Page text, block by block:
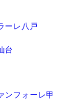
ーレ八戸
台
ンフォーレ甲